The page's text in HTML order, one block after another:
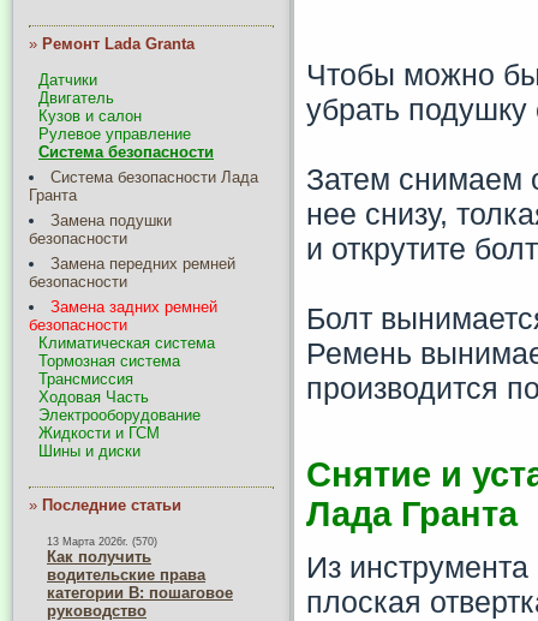
» Ремонт Lada Granta
Датчики
Двигатель
Кузов и салон
Рулевое управление
Система безопасности
Система безопасности Лада
Гранта
Замена подушки
безопасности
Замена передних ремней
безопасности
Замена задних ремней
безопасности
Климатическая система
Тормозная система
Трансмиссия
Ходовая Часть
Электрооборудование
Жидкости и ГСМ
Шины и диски
» Последние статьи
13 Марта 2026г. (570)
Как получить
водительские права
категории B: пошаговое
руководство
Чтобы можно
убрать подушку
Затем снимаем
нее снизу,
и открутите
Болт
Ремень
производится
Снятие и
Лада Гранта
Из
плоская